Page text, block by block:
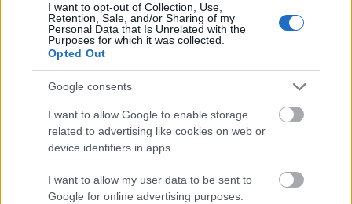
I want to opt-out of Collection, Use,
Retention, Sale, and/or Sharing of my
Personal Data that Is Unrelated with the
Purposes for which it was collected.
Opted Out
Google consents
I want to allow Google to enable storage
related to advertising like cookies on web or
device identifiers in apps.
I want to allow my user data to be sent to
Google for online advertising purposes.